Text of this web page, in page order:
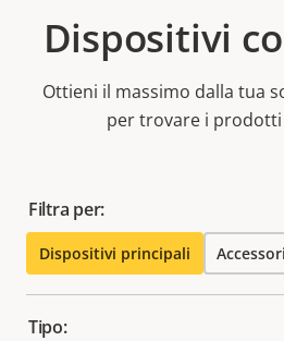
Dispositivi
Ottieni il massimo dalla tua
per trovare i
Filtra per:
Dispositivi principali Accessori
Tipo: